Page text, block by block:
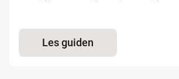
Les guiden